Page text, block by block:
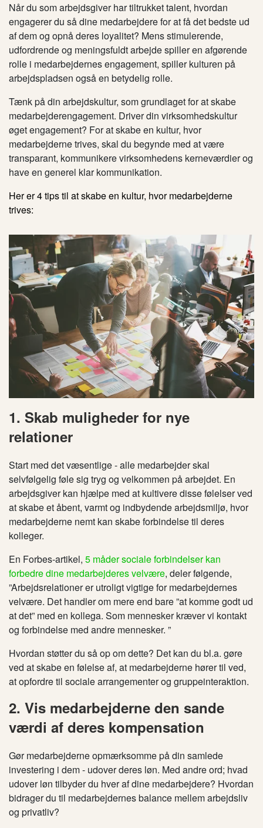
Når du som arbejdsgiver har tiltrukket talent, hvordan
engagerer du så dine medarbejdere for at få det bedste ud
af dem og opnå deres loyalitet? Mens stimulerende,
udfordrende og meningsfuldt arbejde spiller en afgørende
rolle i medarbejdernes engagement, spiller kulturen på
arbejdspladsen også en betydelig rolle.
Tænk på din arbejdskultur, som grundlaget for at skabe
medarbejderengagement. Driver din virksomhedskultur
øget engagement? For at skabe en kultur, hvor
medarbejderne trives, skal du begynde med at være
transparant, kommunikere virksomhedens kerneværdier og
have en generel klar kommunikation.
Her er 4 tips til at skabe en kultur, hvor medarbejderne
trives:
1. Skab muligheder for nye
relationer
Start med det væsentlige - alle medarbejder skal
selvfølgelig føle sig tryg og velkommen på arbejdet. En
arbejdsgiver kan hjælpe med at kultivere disse følelser ved
at skabe et åbent, varmt og indbydende arbejdsmiljø, hvor
medarbejderne nemt kan skabe forbindelse til deres
kolleger.
En Forbes-artikel, 5 måder sociale forbindelser kan
forbedre dine medarbejderes velvære, deler følgende,
”Arbejdsrelationer er utroligt vigtige for medarbejdernes
velvære. Det handler om mere end bare ”at komme godt ud
at det” med en kollega. Som mennesker kræver vi kontakt
og forbindelse med andre mennesker. ”
Hvordan støtter du så op om dette? Det kan du bl.a. gøre
ved at skabe en følelse af, at medarbejderne hører til ved,
at opfordre til sociale arrangementer og gruppeinteraktion.
2. Vis medarbejderne den sande
værdi af deres kompensation
Gør medarbejderne opmærksomme på din samlede
investering i dem - udover deres løn. Med andre ord; hvad
udover løn tilbyder du hver af dine medarbejdere? Hvordan
bidrager du til medarbejdernes balance mellem arbejdsliv
og privatliv?